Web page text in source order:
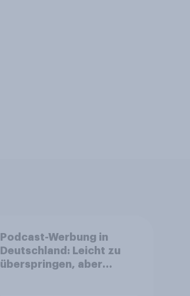
Podcast-Werbung in
Deutschland: Leicht zu
überspringen, aber